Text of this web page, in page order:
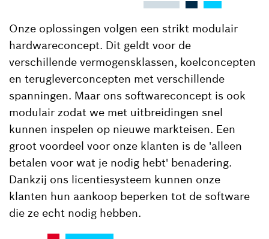
Onze oplossingen volgen een strikt modulair
hardwareconcept. Dit geldt voor de
verschillende vermogensklassen, koelconcepten
en terugleverconcepten met verschillende
spanningen. Maar ons softwareconcept is ook
modulair zodat we met uitbreidingen snel
kunnen inspelen op nieuwe markteisen. Een
groot voordeel voor onze klanten is de 'alleen
betalen voor wat je nodig hebt' benadering.
Dankzij ons licentiesysteem kunnen onze
klanten hun aankoop beperken tot de software
die ze echt nodig hebben.